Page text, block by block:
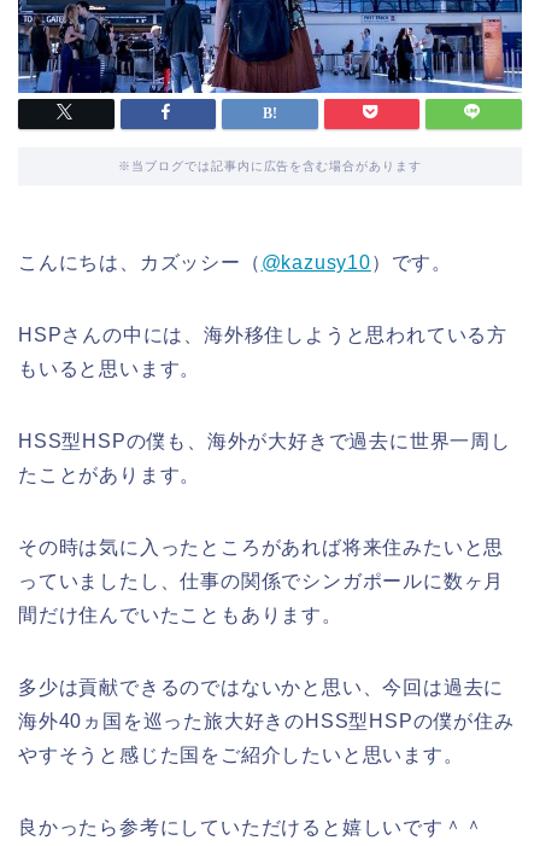
※当ブログでは記事内に広告を含む場合があります
こんにちは、カズッシー（ @kazusy10）です。
HSPさんの中には、海外移住しようと思われている方
もいると思います。
HSS型HSPの僕も、海外が大好きで過去に世界一周し
たことがあります。
その時は気に入ったところがあれば将来住みたいと思
っていましたし、仕事の関係でシンガポールに数ヶ月
間だけ住んでいたこともあります。
多少は貢献できるのではないかと思い、今回は過去に
海外40ヵ国を巡った旅大好きのHSS型HSPの僕が住み
やすそうと感じた国をご紹介したいと思います。
良かったら参考にしていただけると嬉しいです＾＾